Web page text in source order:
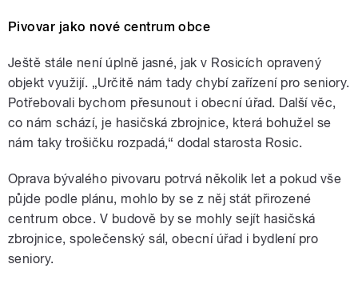
Pivovar jako nové centrum obce
Ještě stále není úplně jasné, jak v Rosicích opravený
objekt využijí. „Určitě nám tady chybí zařízení pro seniory.
Potřebovali bychom přesunout i obecní úřad. Další věc,
co nám schází, je hasičská zbrojnice, která bohužel se
nám taky trošičku rozpadá,“ dodal starosta Rosic.
Oprava bývalého pivovaru potrvá několik let a pokud vše
půjde podle plánu, mohlo by se z něj stát přirozené
centrum obce. V budově by se mohly sejít hasičská
zbrojnice, společenský sál, obecní úřad i bydlení pro
seniory.